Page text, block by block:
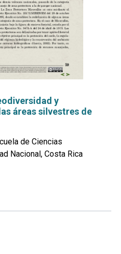
y
áreas silvestres de
de Ciencias
Nacional, Costa Rica